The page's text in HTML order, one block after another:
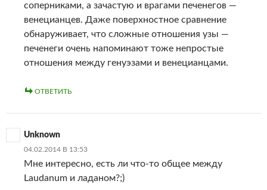
соперниками, а зачастую и врагами печенегов —
венецианцев. Даже поверхностное сравнение
обнаруживает, что сложные отношения узы —
печенеги очень напоминают тоже непростые
отношения между генуэзами и венецианцами.
ОТВЕТИТЬ
Unknown
04.02.2014 В 13:53
Мне интересно, есть ли что-то общее между
Laudanum и ладаном?;)